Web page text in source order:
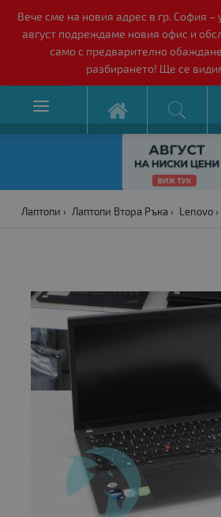
Вече сме на новия адрес в гр. София –
август подреждаме новия офис и
само с предварително
разбирането! Ще се

Лаптопи Лаптопи Втора Ръка Lenovo